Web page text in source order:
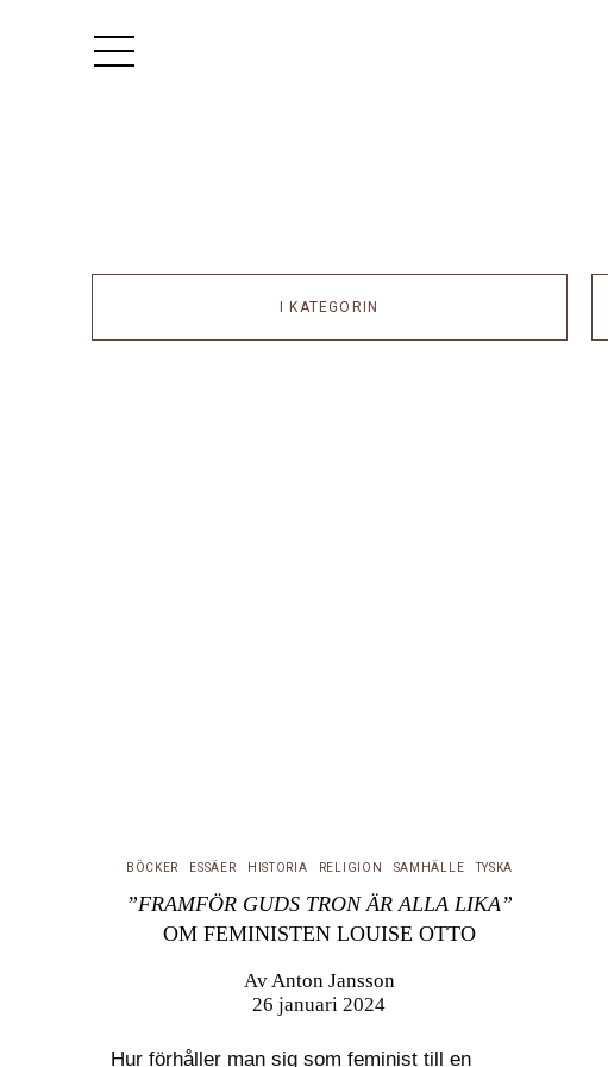
I KATEGORIN
BÖCKER ESSÄER HISTORIA RELIGION SAMHÄLLE TYSKA
”FRAMFÖR GUDS TRON ÄR ALLA LIKA”
OM FEMINISTEN LOUISE OTTO
AvAnton Jansson
26 januari 2024
Hur förhåller man sig som feminist till en